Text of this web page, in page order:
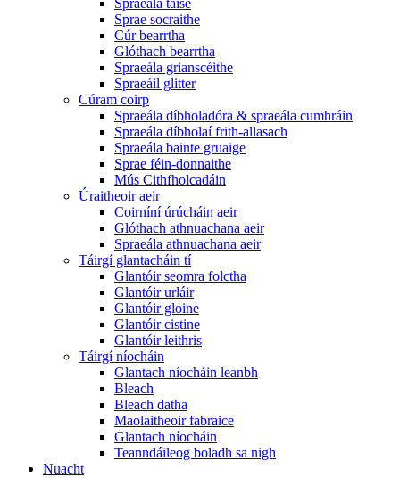
Spraeála taise
Sprae socraithe
Cúr bearrtha
Glóthach bearrtha
Spraeála grianscéithe
Spraeáil glitter
Cúram coirp
Spraeála díbholadóra & spraeála cumhráin
Spraeála díbholaí frith-allasach
Spraeála bainte gruaige
Sprae féin-donnaithe
Mús Cithfholcadáin
Úraitheoir aeir
Coirníní úrúcháin aeir
Glóthach athnuachana aeir
Spraeála athnuachana aeir
Táirgí glantacháin tí
Glantóir seomra folctha
Glantóir urláir
Glantóir gloine
Glantóir cistine
Glantóir leithris
Táirgí níocháin
Glantach níocháin leanbh
Bleach
Bleach datha
Maolaitheoir fabraice
Glantach níocháin
Teanndáileog boladh sa nigh
Nuacht